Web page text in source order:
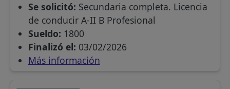
Se solicitó: Secundaria completa. Licencia
de conducir A-II B Profesional
Sueldo: 1800
Finalizó el: 03/02/2026
Más información